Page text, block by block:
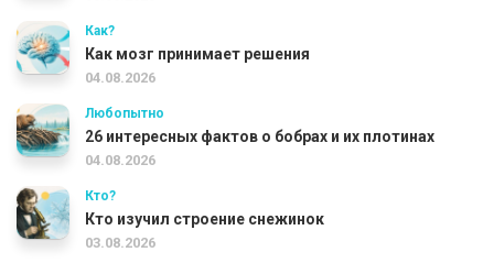
Как?
Как мозг принимает решения
04.08.2026
Любопытно
26 интересных фактов о бобрах и их плотинах
04.08.2026
Кто?
Кто изучил строение снежинок
03.08.2026